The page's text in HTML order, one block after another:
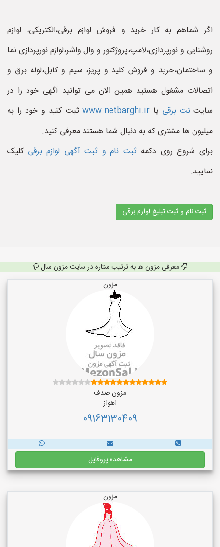
اگر شماهم به کار خرید و فروش لوازم برقی،الکتریکی، لوازم
روشنایی و نورپردازی،لامپ،پروژکتور و وال واشر،لوازم نورپردازی نما
و ساختمان،خرید و فروش کلید و پریز، سیم و کابل،لوله برق و
اتصالات مشغول هستید همین الان می توانید آگهی خود را در
سایتنت برقی یاwww.netbarghi.ir ثبت کنید و خود را به
میلیون ها مشتری که به دنبال شما هستند معرفی کنید.
برای شروع روی دکمه ثبت نام و ثبت آگهی لوازم برقی کلیک
نمایید.
ثبت نام و ثبت تبلیغ لوازم برقی
معرفی مزون ها به ترتیب ستاره در سایت مزون سال
مزون
مزون صدف
اهواز
09163130409
مشاهده پروفایل
مزون